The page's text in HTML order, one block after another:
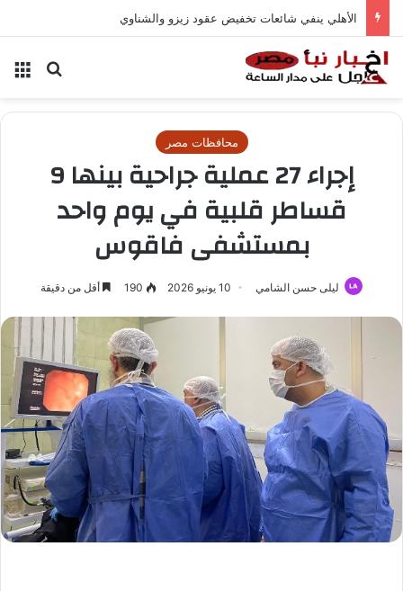
الأهلي ينفي شائعات تخفيض عقود زيزو والشناوي
بحث
محافظات مصر
إجراء 27 عملية جراحية بينها 9
قساطر قلبية في يوم واحد
بمستشفى فاقوس
ليلى حسن الشامي 10 يونيو 2026 190 أقل من دقيقة